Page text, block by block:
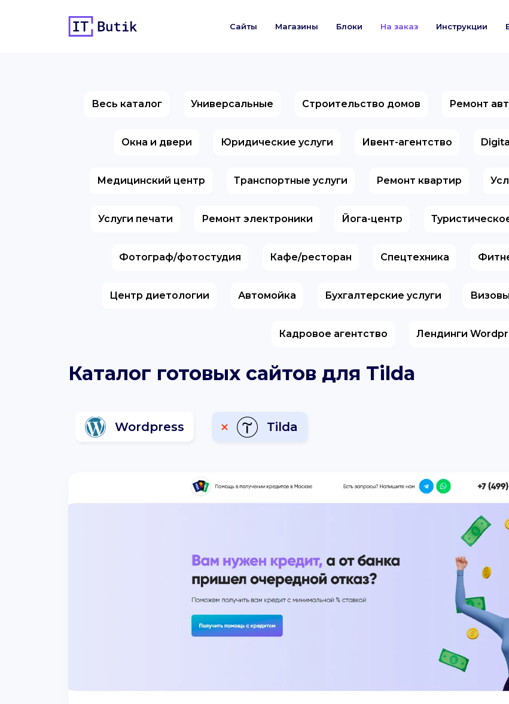
Сайты Магазины Блоки На заказ Инструкции
Весь каталог Универсальные Строительство домов Ремонт
Окна и двери Юридические услуги Ивент-агентство
Медицинский центр Транспортные услуги Ремонт квартир
Услуги печати Ремонт электроники Йога-центр
Фотограф/фотостудия Кафе/ресторан Спецтехника
Центр диетологии Автомойка Бухгалтерские услуги
Кадровое агентство Лендинги
Каталог готовых сайтов для Tilda
Wordpress Tilda